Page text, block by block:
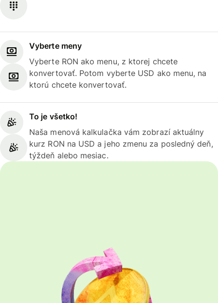
Vyberte meny
Vyberte RON ako menu, z ktorej chcete
konvertovať. Potom vyberte USD ako menu, na
ktorú chcete konvertovať.
To je všetko!
Naša menová kalkulačka vám zobrazí aktuálny
kurz RON na USD a jeho zmenu za posledný deň,
týždeň alebo mesiac.